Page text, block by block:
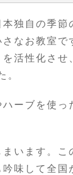
独自の季
なお教室で
活性化さ
。
ーブを使
います。
味して全